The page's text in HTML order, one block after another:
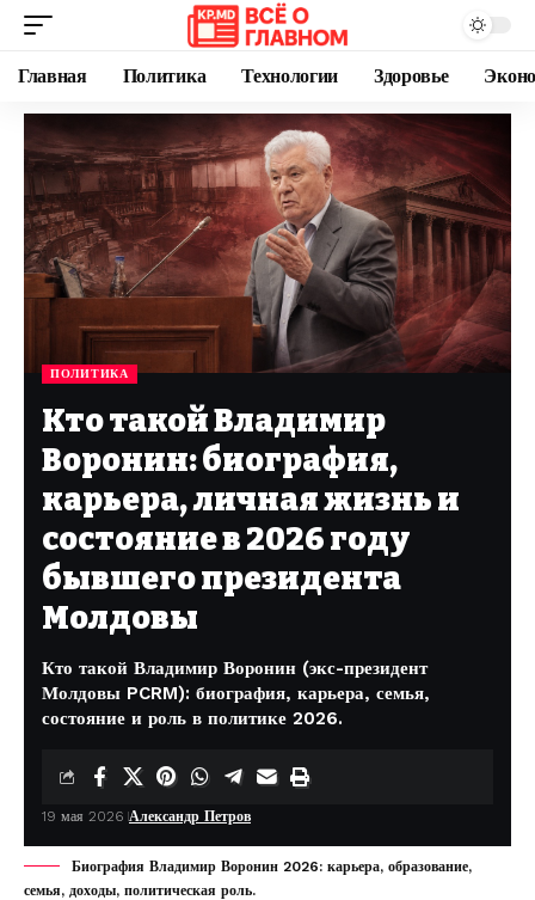
Главная Политика Технологии Здоровье
ПОЛИТИКА
Кто такой Владимир
Воронин: биография,
карьера, личная жизнь и
состояние в 2026 году
бывшего президента
Молдовы
Кто такой Владимир Воронин (экс-президент
Молдовы PCRM): биография, карьера, семья,
состояние и роль в политике 2026.
19 мая 2026 Александр Петров
Биография Владимир Воронин 2026: карьера, образование,
семья, доходы, политическая роль.